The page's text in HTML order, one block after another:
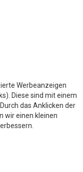
Werbeanzeigen
Diese sind mit einem
das Anklicken der
wir einen kleinen